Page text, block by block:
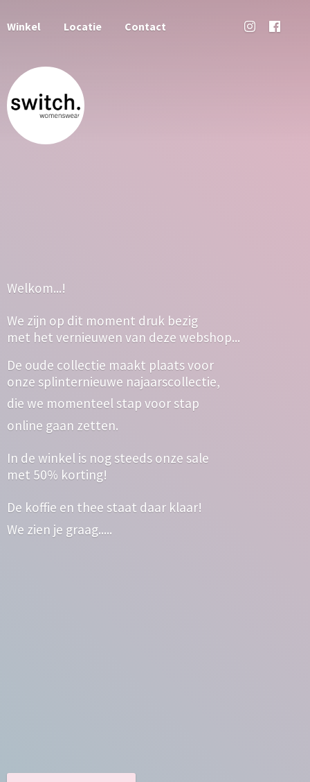
Winkel Locatie Contact
Welkom...!
We zijn op dit moment druk bezig
met het vernieuwen van deze webshop...
De oude collectie maakt plaats voor
onze splinternieuwe najaarscollectie,
die we momenteel stap voor stap
online gaan zetten.
In de winkel is nog steeds onze sale
met 50% korting!
De koffie en thee staat daar klaar!
We zien je graag.....